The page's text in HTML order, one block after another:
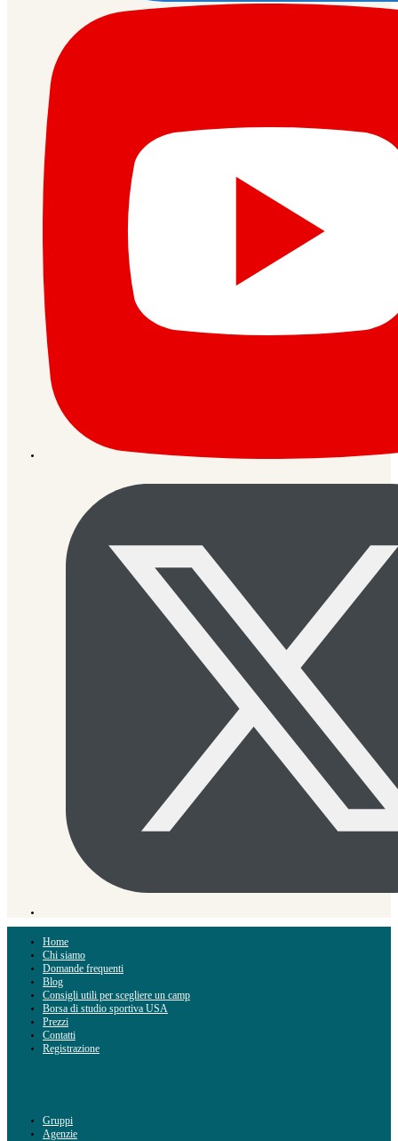
Home
Chi siamo
Domande frequenti
Blog
Consigli utili per scegliere un camp
Borsa di studio sportiva USA
Prezzi
Contatti
Registrazione
Gruppi
Agenzie